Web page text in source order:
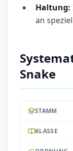
Haltung:
an
Snake
STAMM
KLASSE